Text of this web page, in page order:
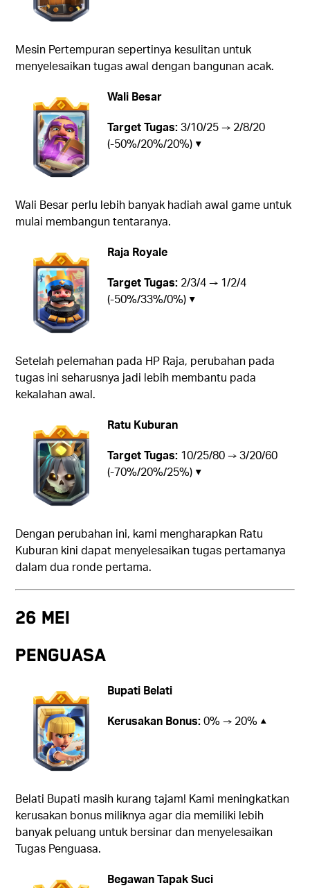
Mesin Pertempuran sepertinya kesulitan untuk
menyelesaikan tugas awal dengan bangunan acak.
Wali Besar
Target Tugas:3/10/25 → 2/8/20
(-50%/20%/20%) ▼
Wali Besar perlu lebih banyak hadiah awal game untuk
mulai membangun tentaranya.
Raja Royale
Target Tugas: 2/3/4 → 1/2/4
(-50%/33%/0%) ▼
Setelah pelemahan pada HP Raja, perubahan pada
tugas ini seharusnya jadi lebih membantu pada
kekalahan awal.
Ratu Kuburan
Target Tugas: 10/25/80 → 3/20/60
(-70%/20%/25%) ▼
Dengan perubahan ini, kami mengharapkan Ratu
Kuburan kini dapat menyelesaikan tugas pertamanya
dalam dua ronde pertama.
26 Mei
Penguasa
Bupati Belati
Kerusakan Bonus:0% → 20% ▲
Belati Bupati masih kurang tajam! Kami meningkatkan
kerusakan bonus miliknya agar dia memiliki lebih
banyak peluang untuk bersinar dan menyelesaikan
Tugas Penguasa.
Begawan Tapak Suci